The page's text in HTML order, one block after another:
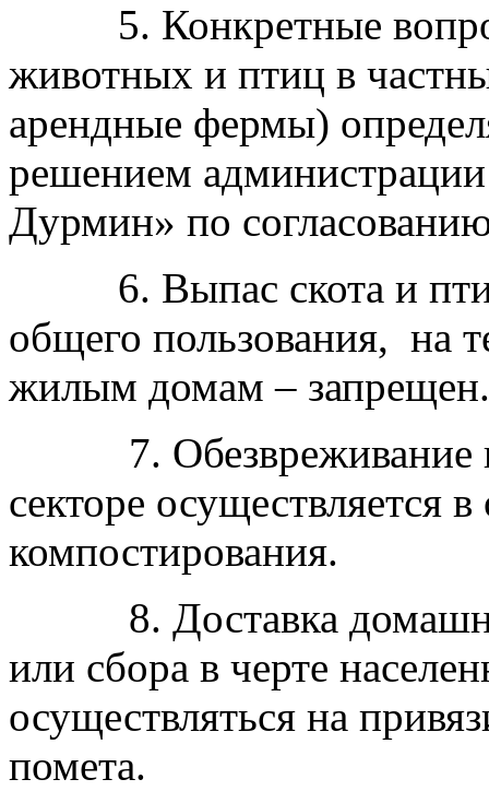
5. Конкретные
животных и птиц в
арендные фермы)
решением администрации
Дурмин» по
6. Выпас скота и
общего пользования, на
жилым домам – запрещен.
7. Обезвреживание
секторе осуществляется
компостирования.
8. Доставка
или сбора в черте
осуществляться на
помета.